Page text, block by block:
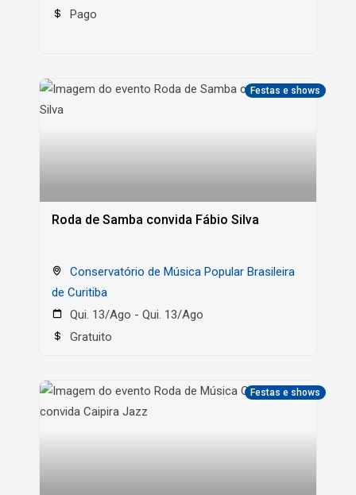
Pago
Festas e shows
Roda de Samba convida Fábio Silva
de Curitiba
Qui. 13/Ago - Qui. 13/Ago
Gratuito
Festas e shows